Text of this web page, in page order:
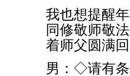
我也想提醒
同修敬师敬
着师父圆满
男：◇请有